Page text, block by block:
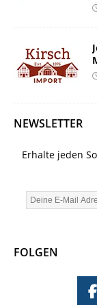
NEWSLETTER
Erhalte jeden
FOLGEN